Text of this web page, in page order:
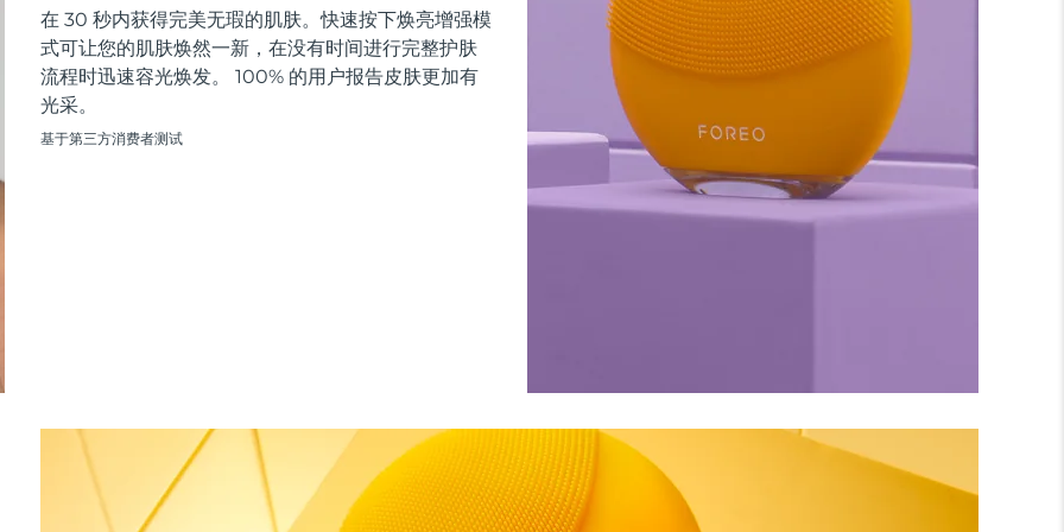
在 30 秒内获得完美无瑕的肌肤。快速按下焕亮增强模
式可让您的肌肤焕然一新，在没有时间进行完整护肤
流程时迅速容光焕发。 100% 的用户报告皮肤更加有
光采。
基于第三方消费者测试